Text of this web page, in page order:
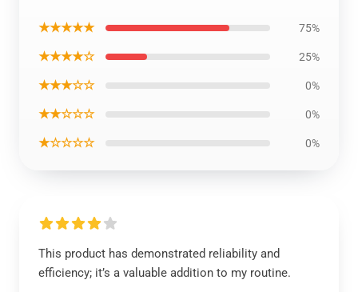
★★★★★ 75%
★★★★☆ 25%
★★★☆☆ 0%
★★☆☆☆ 0%
★☆☆☆☆ 0%
This product has demonstrated reliability and
efficiency; it’s a valuable addition to my routine.